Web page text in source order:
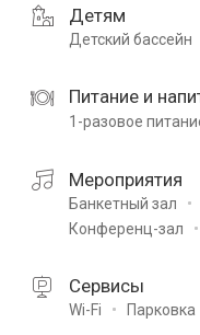
Детям
Детский бассейн
Питание и
1-разовое
Мероприятия
Банкетный зал
Конференц-зал
Сервисы
Wi-Fi Парковка